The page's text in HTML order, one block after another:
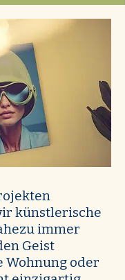
künstlerische
immer
Geist
Wohnung oder